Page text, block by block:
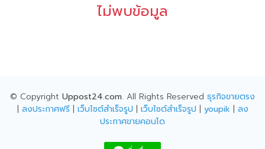
ไม่พบข้อมูล
© Copyright Uppost24.com. All Rights Reserved ธุรกิจขายตรง
| ลงประกาศฟรี| เว็บไซต์สำเร็จรูป | เว็บไซต์สำเร็จรูป | youpik | ลง
ประกาศขายคอนโด